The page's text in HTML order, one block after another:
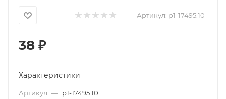
Артикул: p1-17495.10
38 ₽
Характеристики
Артикул — p1-17495.10